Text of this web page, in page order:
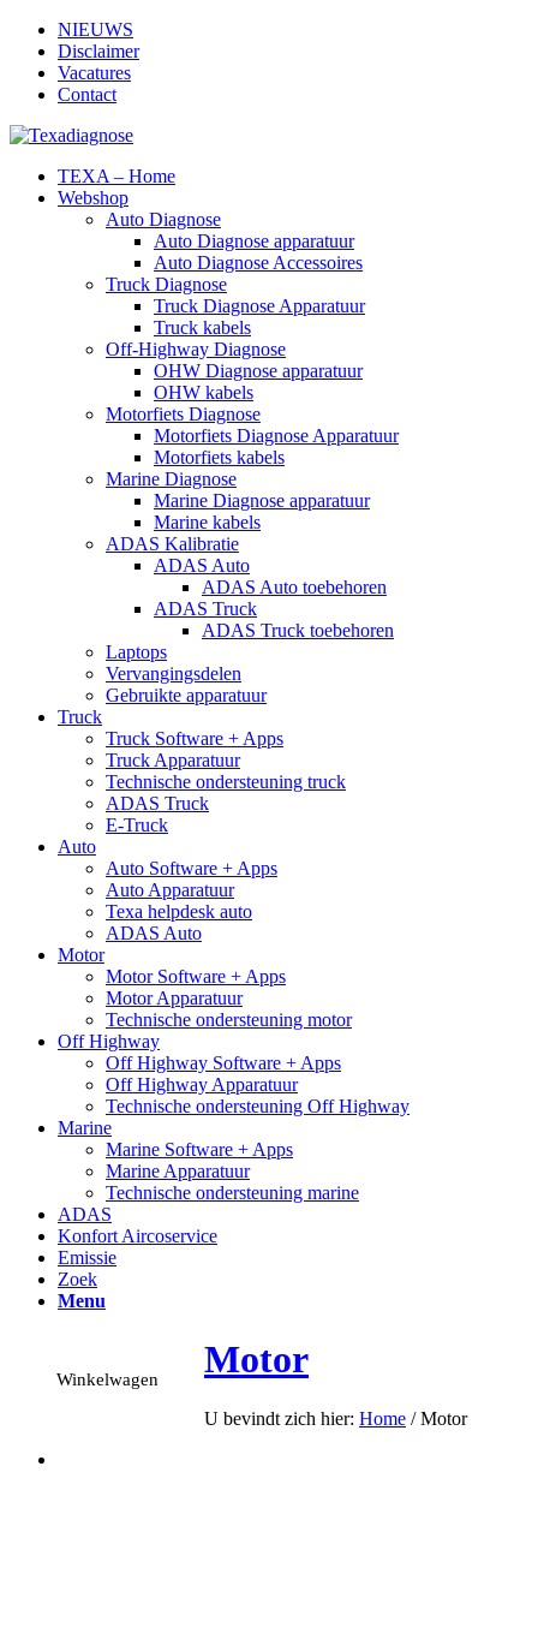
NIEUWS
Disclaimer
Vacatures
Contact
TEXA – Home
Webshop
Auto Diagnose
Auto Diagnose apparatuur
Auto Diagnose Accessoires
Truck Diagnose
Truck Diagnose Apparatuur
Truck kabels
Off-Highway Diagnose
OHW Diagnose apparatuur
OHW kabels
Motorfiets Diagnose
Motorfiets Diagnose Apparatuur
Motorfiets kabels
Marine Diagnose
Marine Diagnose apparatuur
Marine kabels
ADAS Kalibratie
ADAS Auto
ADAS Auto toebehoren
ADAS Truck
ADAS Truck toebehoren
Laptops
Vervangingsdelen
Gebruikte apparatuur
Truck
Truck Software + Apps
Truck Apparatuur
Technische ondersteuning truck
ADAS Truck
E-Truck
Auto
Auto Software + Apps
Auto Apparatuur
Texa helpdesk auto
ADAS Auto
Motor
Motor Software + Apps
Motor Apparatuur
Technische ondersteuning motor
Off Highway
Off Highway Software + Apps
Off Highway Apparatuur
Technische ondersteuning Off Highway
Marine
Marine Software + Apps
Marine Apparatuur
Technische ondersteuning marine
ADAS
Konfort Aircoservice
Emissie
Zoek
Menu
Winkelwagen Motor
U bevindt zich hier: Home / Motor